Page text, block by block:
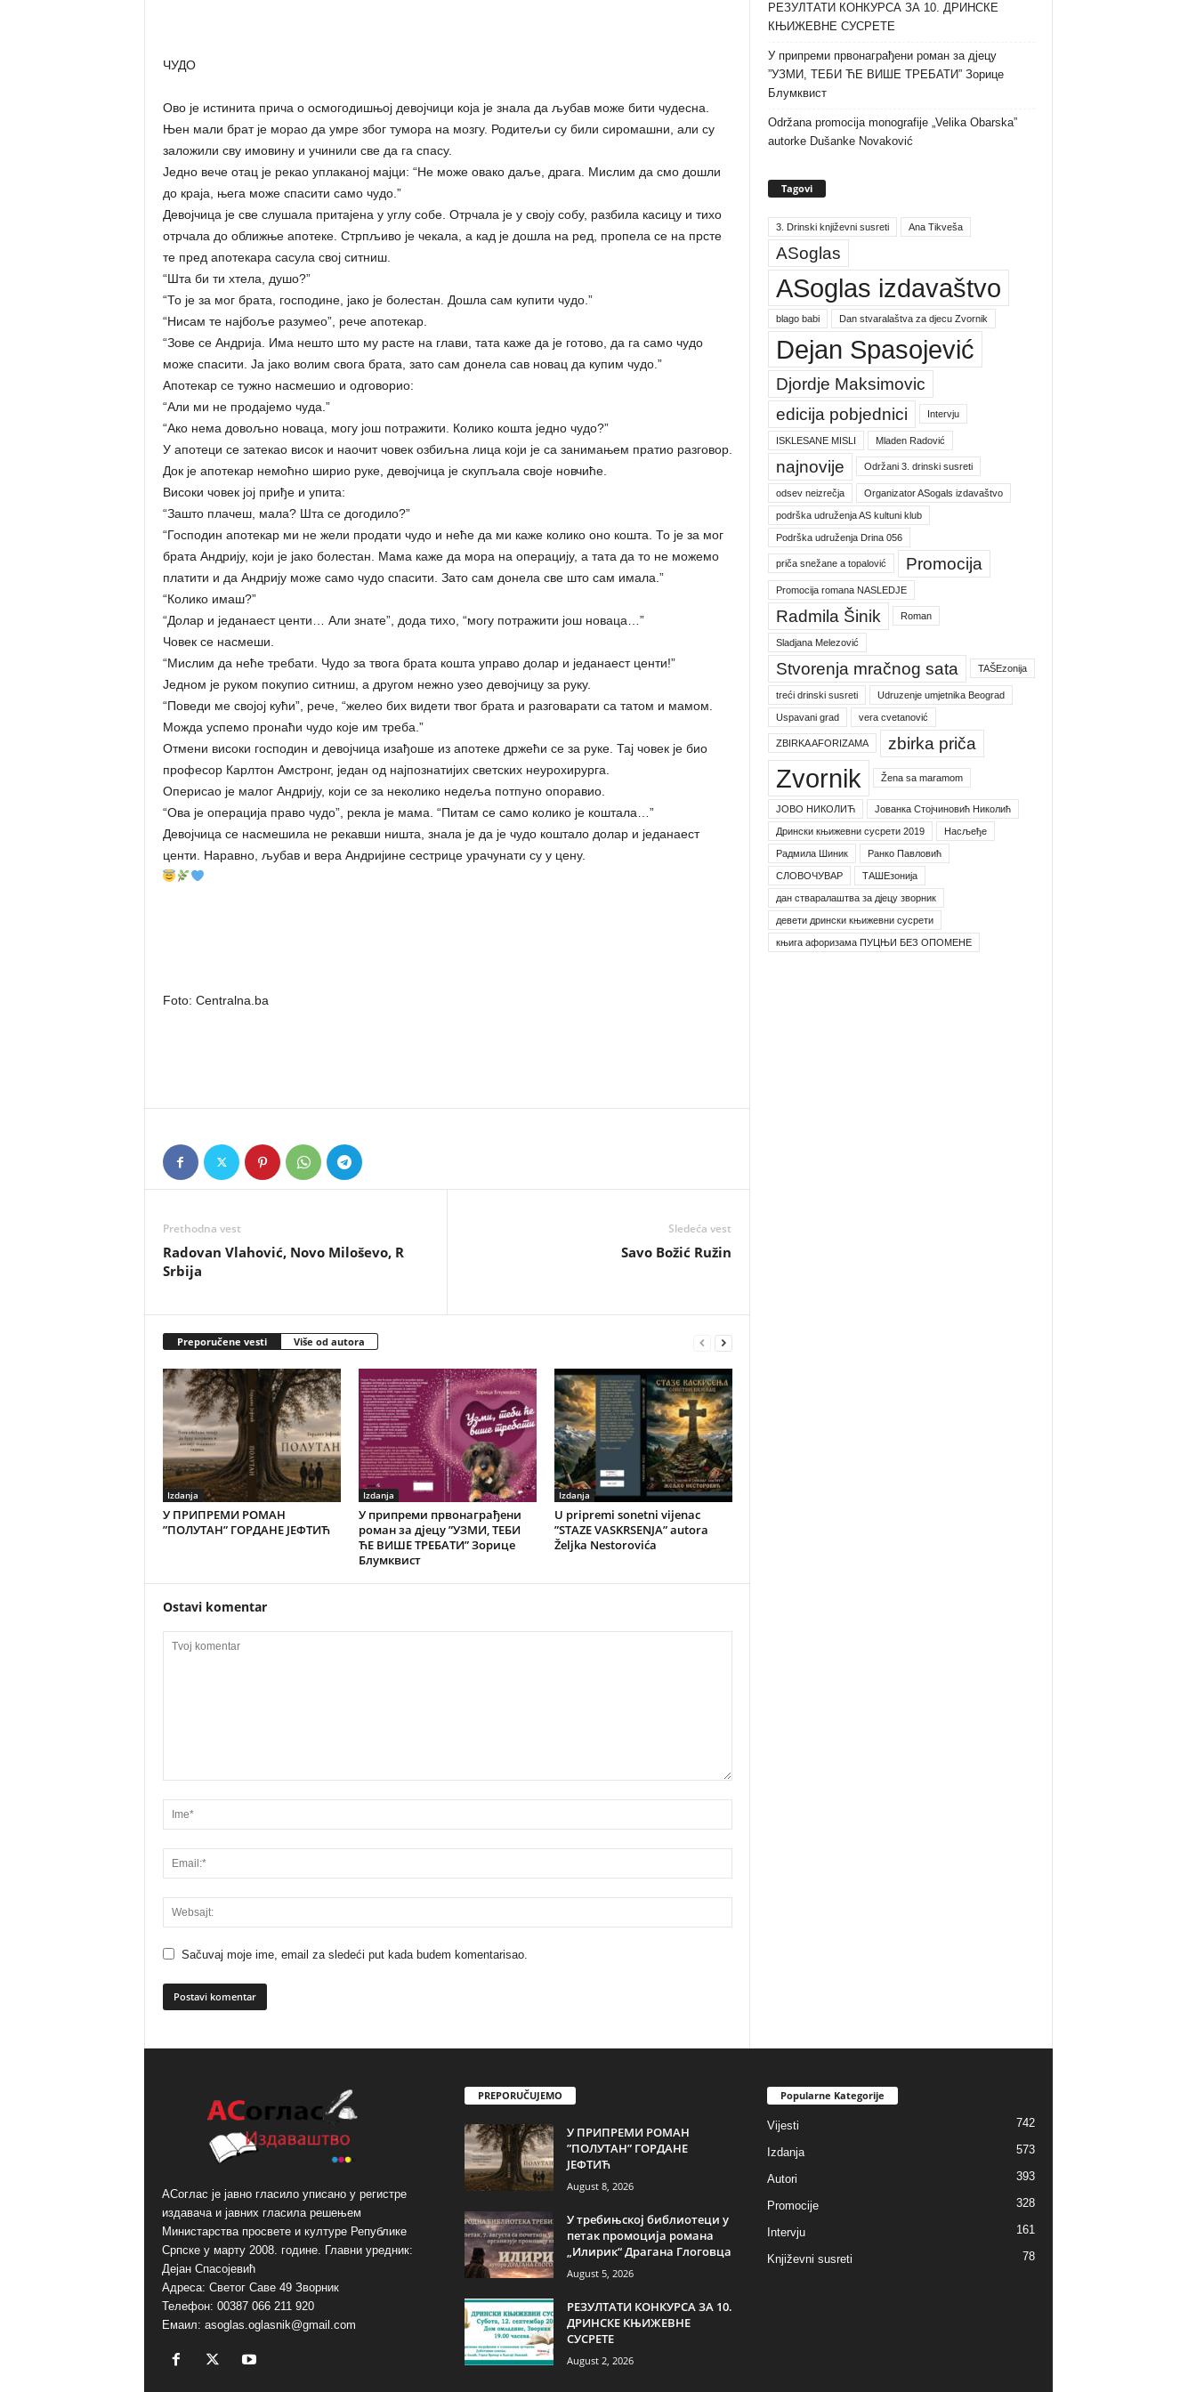
ЧУДО
Ово је истинита прича о осмогодишњој девојчици која је знала да љубав може бити чудесна.
Њен мали брат је морао да умре због тумора на мозгу. Родитељи су били сиромашни, али су
заложили сву имовину и учинили све да га спасу.
Једно вече отац је рекао уплаканој мајци: “Не може овако даље, драга. Мислим да смо дошли
до краја, њега може спасити само чудо.”
Девојчица је све слушала притајена у углу собе. Отрчала је у своју собу, разбила касицу и тихо
отрчала до оближње апотеке. Стрпљиво је чекала, а кад је дошла на ред, пропела се на прсте
те пред апотекара сасула свој ситниш.
“Шта би ти хтела, душо?”
“То је за мог брата, господине, јако је болестан. Дошла сам купити чудо.”
“Нисам те најбоље разумео”, рече апотекар.
“Зове се Андрија. Има нешто што му расте на глави, тата каже да је готово, да га само чудо
може спасити. Ја јако волим свога брата, зато сам донела сав новац да купим чудо.”
Апотекар се тужно насмешио и одговорио:
“Али ми не продајемо чуда.”
“Ако нема довољно новаца, могу још потражити. Колико кошта једно чудо?”
У апотеци се затекао висок и наочит човек озбиљна лица који је са занимањем пратио разговор.
Док је апотекар немоћно ширио руке, девојчица је скупљала своје новчиће.
Високи човек јој приђе и упита:
“Зашто плачеш, мала? Шта се догодило?”
“Господин апотекар ми не жели продати чудо и неће да ми каже колико оно кошта. То је за мог
брата Андрију, који је јако болестан. Мама каже да мора на операцију, а тата да то не можемо
платити и да Андрију може само чудо спасити. Зато сам донела све што сам имала.”
“Колико имаш?”
“Долар и једанаест центи… Али знате”, дода тихо, “могу потражити још новаца…”
Човек се насмеши.
“Мислим да неће требати. Чудо за твога брата кошта управо долар и једанаест центи!”
Једном је руком покупио ситниш, а другом нежно узео девојчицу за руку.
“Поведи ме својој кући”, рече, “желео бих видети твог брата и разговарати са татом и мамом.
Можда успемо пронаћи чудо које им треба.”
Отмени високи господин и девојчица изађоше из апотеке држећи се за руке. Тај човек је био
професор Карлтон Амстронг, један од најпознатијих светских неурохирурга.
Оперисао је малог Андрију, који се за неколико недеља потпуно опоравио.
“Ова је операција право чудо”, рекла је мама. “Питам се само колико је коштала…”
Девојчица се насмешила не рекавши ништа, знала је да је чудо коштало долар и једанаест
центи. Наравно, љубав и вера Андријине сестрице урачунати су у цену.
Foto: Centralna.ba
Prethodna vest
Radovan Vlahović, Novo Miloševo, R
Srbija
Sledeća vest
Savo Božić Ružin
Preporučene vesti Više od autora
Izdanja
У ПРИПРЕМИ РОМАН
”ПОЛУТАН” ГОРДАНЕ ЈЕФТИЋ
Izdanja
У припреми првонаграђени
роман за дјецу ”УЗМИ, ТЕБИ
ЋЕ ВИШЕ ТРЕБАТИ” Зорице
Блумквист
Izdanja
U pripremi sonetni vijenac
”STAZE VASKRSENJA” autora
Željka Nestorovića
Ostavi komentar
Sačuvaj moje ime, email za sledeći put kada budem komentarisao.
i
e
:
РЕЗУЛТАТИ КОНКУРСА ЗА 10. ДРИНСКЕ
КЊИЖЕВНЕ СУСРЕТЕ
У припреми првонаграђени роман за дјецу
”УЗМИ, ТЕБИ ЋЕ ВИШЕ ТРЕБАТИ” Зорице
Блумквист
Održana promocija monografije „Velika Obarska”
autorke Dušanke Novaković
Tagovi
3. Drinski književni susreti Ana Tikveša
ASoglas
ASoglas izdavaštvo
blago babi Dan stvaralaštva za djecu Zvornik
Dejan Spasojević
Djordje Maksimovic
edicija pobjednici
Intervju
ISKLESANE MISLI Mladen Radović
najnovije Održani 3. drinski susreti
odsev neizrečja Organizator ASogals izdavaštvo
podrška udruženja AS kultuni klub
Podrška udruženja Drina 056
priča snežane a topalović Promocija
Promocija romana NASLEDJE
Radmila Šinik Roman
Sladjana Melezović
Stvorenja mračnog sata TAŠEzonija
treći drinski susreti Udruzenje umjetnika Beograd
Uspavani grad vera cvetanović
ZBIRKA AFORIZAMA zbirka priča
Zvornik Žena sa maramom
ЈОВО НИКОЛИЋ Јованка Стојчиновић Николић
Дрински књижевни сусрети 2019 Насљеђе
Радмила Шиник Ранко Павловић
СЛОВОЧУВАР ТАШЕзонија
дан стваралаштва за дјецу зворник
девети дрински књижевни сусрети
књига афоризама ПУЦЊИ БЕЗ ОПОМЕНЕ
АСоглас је јавно гласило уписано у регистре
издавача и јавних гласила решењем
Министарства просвете и културе Републике
Српске у марту 2008. године. Главни уредник:
Дејан Спасојевић
Адреса: Светог Саве 49 Зворник
Телефон: 00387 066 211 920
Емаил: asoglas.oglasnik@gmail.com
PREPORUČUJEMO
У ПРИПРЕМИ РОМАН
”ПОЛУТАН” ГОРДАНЕ
ЈЕФТИЋ
August 8, 2026
У требињској библиотеци у
петак промоција романа
„Илирик“ Драгана Глоговца
August 5, 2026
РЕЗУЛТАТИ КОНКУРСА ЗА 10.
ДРИНСКЕ КЊИЖЕВНЕ
СУСРЕТЕ
August 2, 2026
Popularne Kategorije
Vijesti 742
Izdanja 573
Autori 393
Promocije 328
Intervju 161
Književni susreti 78